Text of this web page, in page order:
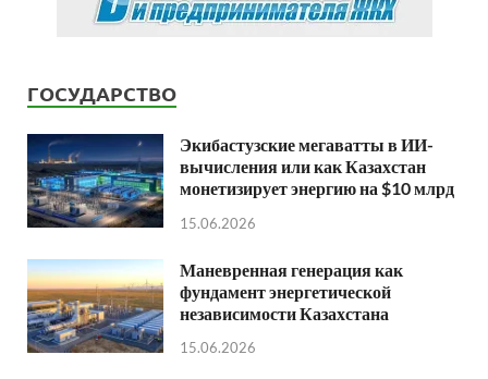
ГОСУДАРСТВО
Экибастузские мегаватты в ИИ-
вычисления или как Казахстан
монетизирует энергию на $10 млрд
15.06.2026
Маневренная генерация как
фундамент энергетической
независимости Казахстана
15.06.2026